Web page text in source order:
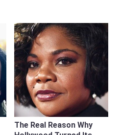
The Real Reason Why